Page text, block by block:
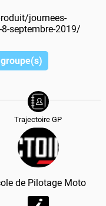
journees-
septembre-2019/
Trajectoire GP
de Pilotage Moto